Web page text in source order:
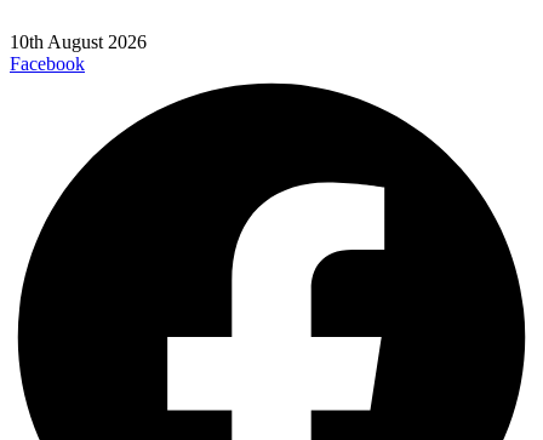
10th August 2026
Facebook